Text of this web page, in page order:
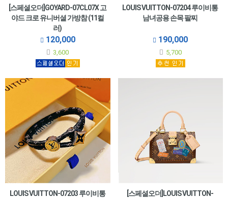
[스페셜오더]GOYARD-07CL07X 고
야드 크로 유니버셜 가방참 (11컬
러)
120,000
3,600
LOUIS VUITTON-07204 루이비통
남녀공용 손목 팔찌
190,000
5,700
LOUIS VUITTON-07203 루이비통
[스페셜오더]LOUIS VUITTON-